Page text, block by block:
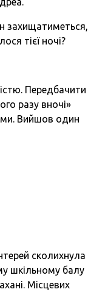
захищатиметься,
тієї ночі?
Передбачити
разу вночі»
Вийшов один
сколихнула
шкільному балу
Місцевих